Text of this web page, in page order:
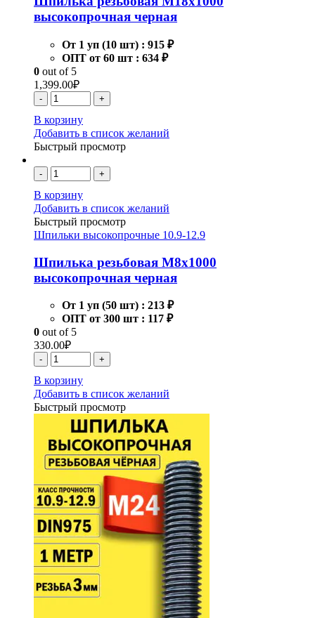
высокопрочная черная
От 1 уп (10 шт) : 915 ₽
ОПТ от 60 шт : 634 ₽
0 out of 5
1,399.00₽
- +
В корзину
Добавить в список желаний
Быстрый просмотр
- +
В корзину
Добавить в список желаний
Быстрый просмотр
Шпильки высокопрочные 10.9-12.9
Шпилька резьбовая М8х1000
высокопрочная черная
От 1 уп (50 шт) : 213 ₽
ОПТ от 300 шт : 117 ₽
0 out of 5
330.00₽
- +
В корзину
Добавить в список желаний
Быстрый просмотр